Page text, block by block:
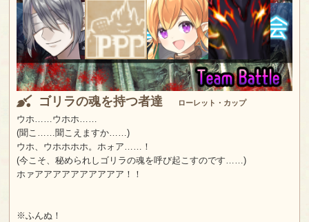
ゴリラの魂を持つ者達 ローレット・カップ
ウホ……ウホホ……
(聞こ……聞こえますか……)
ウホ、ウホホホホ。ホォア……！
(今こそ、秘められしゴリラの魂を呼び起こすのです……)
ホァアアアアアアアアアア！！
※ふんぬ！